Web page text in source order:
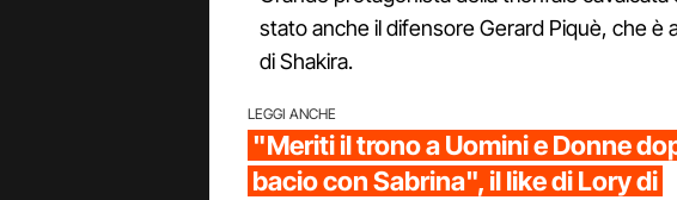
stato anche il difensore Gerard Piquè, che è
di Shakira.
LEGGI ANCHE
"Meriti il trono a Uomini e Donne
bacio con Sabrina", il like di Lory di